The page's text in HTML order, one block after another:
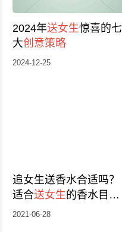
2024年送女生惊喜的七
大创意策略
2024-12-25
追女生送香水合适吗？
适合送女生的香水目
录！
2021-06-28